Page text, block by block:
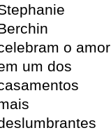
o amor
um dos